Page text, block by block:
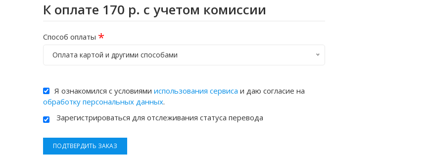
К оплате 170 р. с учетом комиссии
Способ оплаты *
Оплата картой и другими способами
Я ознакомился с условиями использования сервиса и даю согласие на
обработку персональных данных.
Зарегистрироваться для отслеживания статуса перевода
ПОДТВЕРДИТЬ ЗАКАЗ